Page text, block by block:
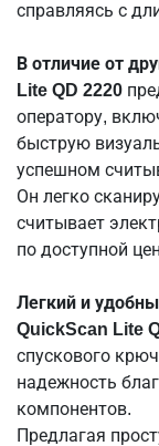
справляясь с
В отличие от
Lite QD 2220
оператору,
быструю
успешном
Он легко
считывает
по доступной
Легкий и
QuickScan Lite
спускового
надежность
компонентов.
Предлагая